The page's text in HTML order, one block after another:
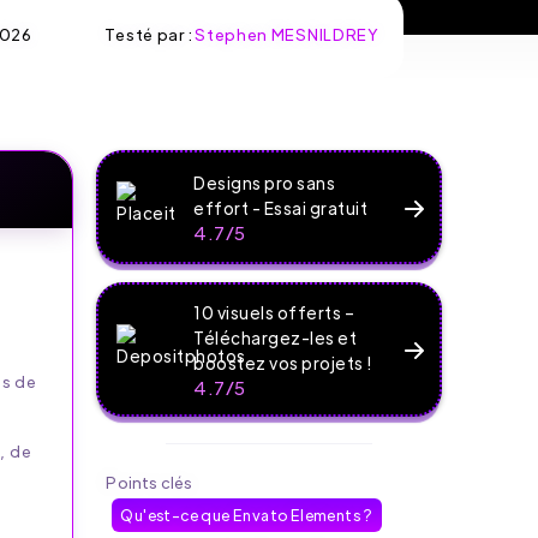
Testé par :Stephen MESNILDREY
de
de
Designs pro sans
effort - Essai gratuit
4.7/5
10 visuels offerts –
Téléchargez-les et
boostez vos projets !
4.7/5
Points clés
Qu'est-ce que Envato Elements ?